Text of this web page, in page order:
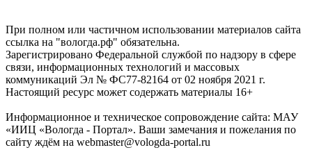
При полном или частичном использовании материалов сайта
ссылка на "вологда.рф" обязательна.
Зарегистрировано Федеральной службой по надзору в сфере
связи, информационных технологий и массовых
коммуникаций Эл № ФС77-82164 от 02 ноября 2021 г.
Настоящий ресурс может содержать материалы 16+
Информационное и техническое сопровождение сайта: МАУ
«ИИЦ «Вологда - Портал». Ваши замечания и пожелания по
сайту ждём на webmaster@vologda-portal.ru